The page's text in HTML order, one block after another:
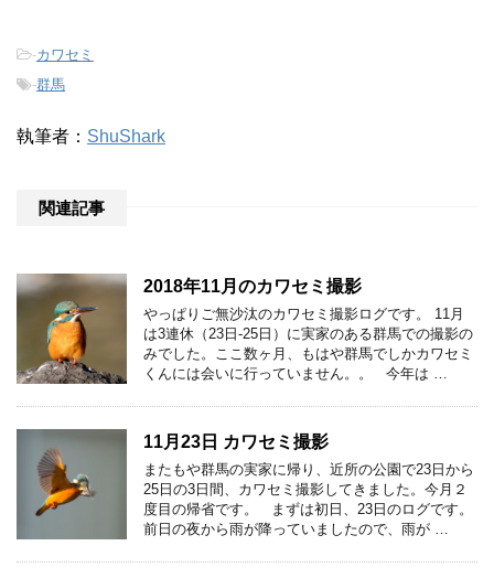
-カワセミ
-群馬
執筆者： ShuShark
関連記事
2018年11月のカワセミ撮影
やっぱりご無沙汰のカワセミ撮影ログです。 11月
は3連休（23日-25日）に実家のある群馬での撮影の
みでした。ここ数ヶ月、もはや群馬でしかカワセミ
くんには会いに行っていません。。 今年は …
11月23日 カワセミ撮影
またもや群馬の実家に帰り、近所の公園で23日から
25日の3日間、カワセミ撮影してきました。今月２
度目の帰省です。 まずは初日、23日のログです。
前日の夜から雨が降っていましたので、雨が …